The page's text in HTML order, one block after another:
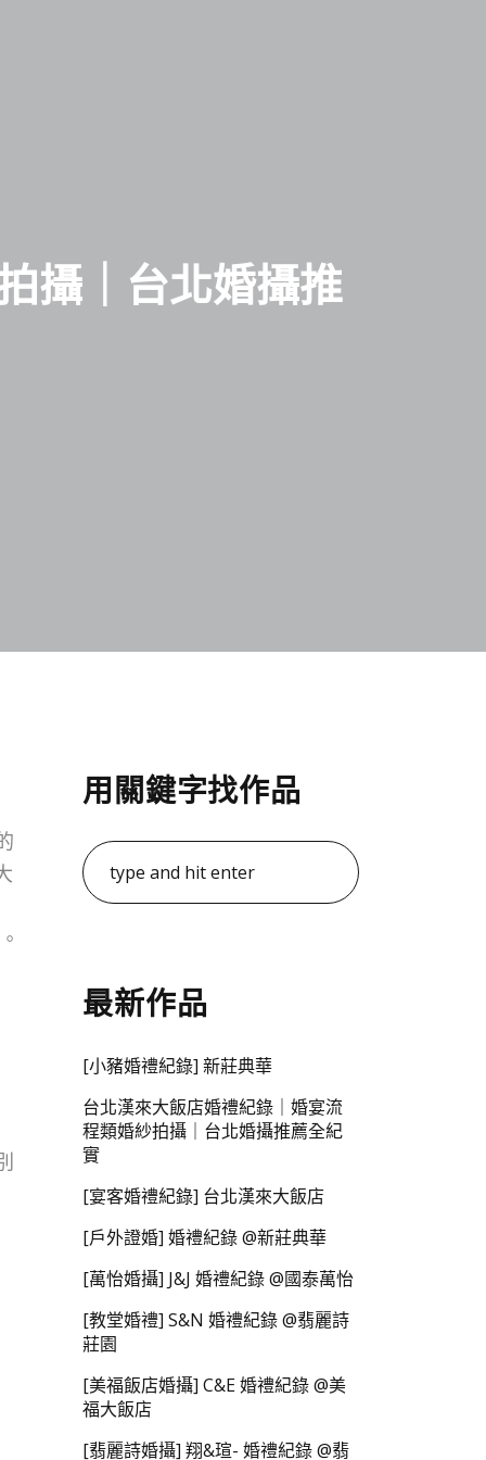
攝｜台北婚攝推
用關鍵字找作品
最新作品
[小豬婚禮紀錄] 新莊典華
台北漢來大飯店婚禮紀錄｜婚宴流
程類婚紗拍攝｜台北婚攝推薦全紀
實
[宴客婚禮紀錄] 台北漢來大飯店
[戶外證婚] 婚禮紀錄 @新莊典華
[萬怡婚攝] J&J 婚禮紀錄 @國泰萬怡
[教堂婚禮] S&N 婚禮紀錄 @翡麗詩
莊園
[美福飯店婚攝] C&E 婚禮紀錄 @美
福大飯店
[翡麗詩婚攝] 翔&瑄- 婚禮紀錄 @翡